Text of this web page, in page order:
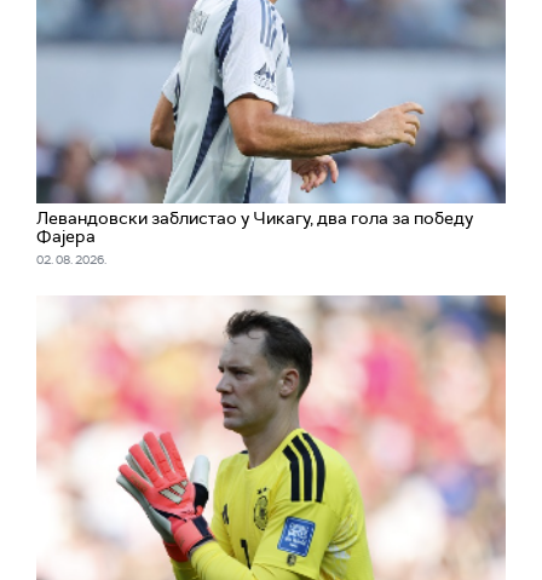
Левандовски заблистао у Чикагу, два гола за победу
Фајера
02. 08. 2026.